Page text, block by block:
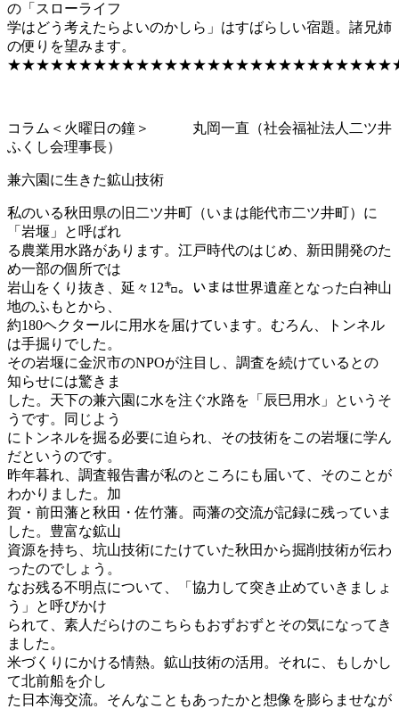
の「スローライフ
学はどう考えたらよいのかしら」はすばらしい宿題。諸兄姉
の便りを望みます。
コラム＜火曜日の鐘＞ 丸岡一直（社会福祉法人二ツ井
ふくし会理事長）
兼六園に生きた鉱山技術
私のいる秋田県の旧二ツ井町（いまは能代市二ツ井町）に
「岩堰」と呼ばれ
る農業用水路があります。江戸時代のはじめ、新田開発のた
め一部の個所では
岩山をくり抜き、延々12㌔。いまは世界遺産となった白神山
地のふもとから、
約180ヘクタールに用水を届けています。むろん、トンネル
は手掘りでした。
その岩堰に金沢市のNPOが注目し、調査を続けているとの
知らせには驚きま
した。天下の兼六園に水を注ぐ水路を「辰巳用水」というそ
うです。同じよう
にトンネルを掘る必要に迫られ、その技術をこの岩堰に学ん
だというのです。
昨年暮れ、調査報告書が私のところにも届いて、そのことが
わかりました。加
賀・前田藩と秋田・佐竹藩。両藩の交流が記録に残っていま
した。豊富な鉱山
資源を持ち、坑山技術にたけていた秋田から掘削技術が伝わ
ったのでしょう。
なお残る不明点について、「協力して突き止めていきましょ
う」と呼びかけ
られて、素人だらけのこちらもおずおずとその気になってき
ました。
米づくりにかける情熱。鉱山技術の活用。それに、もしかし
て北前船を介し
た日本海交流。そんなこともあったかと想像を膨らませなが